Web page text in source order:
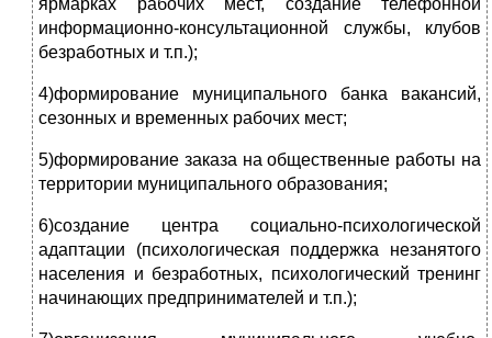
ярмарках рабочих мест, создание телефонной
информационно-консультационной службы, клубов
безработных и т.п.);
4)формирование муниципального банка вакансий,
сезонных и временных рабочих мест;
5)формирование заказа на общественные работы на
территории муниципального образования;
6)создание центра социально-психологической
адаптации (психологическая поддержка незанятого
населения и безработных, психологический тренинг
начинающих предпринимателей и т.п.);